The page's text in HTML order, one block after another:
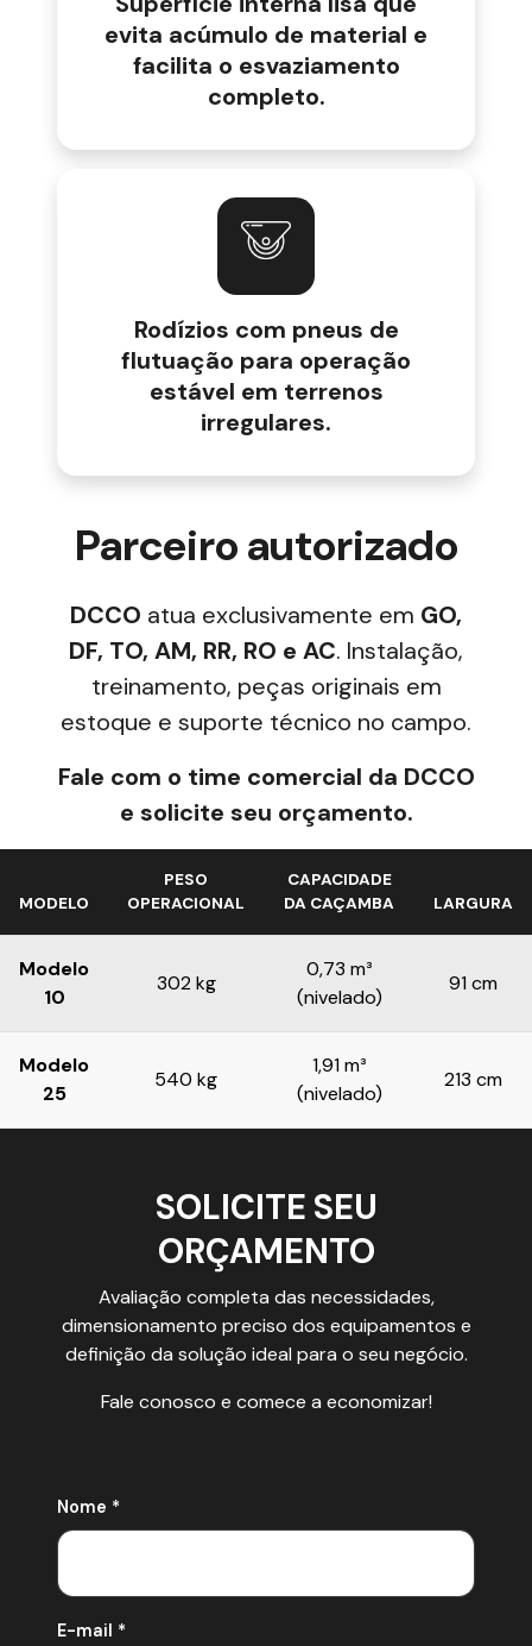
evita acúmulo de material e
facilita o esvaziamento
completo.
Rodízios com pneus de
flutuação para operação
estável em terrenos
irregulares.
Parceiro autorizado
DCCO atua exclusivamente em GO,
DF, TO, AM, RR, RO e AC. Instalação,
treinamento, peças originais em
estoque e suporte técnico no campo.
Fale com o time comercial da DCCO
e solicite seu orçamento.
MODELO
PESO
OPERACIONAL
CAPACIDADE
DA CAÇAMBA
LARGURA
Modelo
10
302 kg
0,73 m³
(nivelado)
91 cm
Modelo
25
540 kg
1,91 m³
(nivelado)
213 cm
SOLICITE SEU
ORÇAMENTO
Avaliação completa das necessidades,
dimensionamento preciso dos equipamentos e
definição da solução ideal para o seu negócio.
Fale conosco e comece a economizar!
Nome *
E-mail *